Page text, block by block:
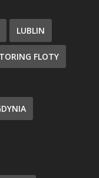
LUBLIN
FLOTY